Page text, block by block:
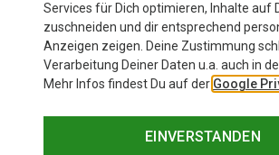
Services für Dich optimieren, Inhalte auf
zuschneiden und dir entsprechend
Anzeigen zeigen. Deine Zustimmung
Verarbeitung Deiner Daten u.a. auch in
Mehr Infos findest Du auf der Google
EINVERSTANDEN